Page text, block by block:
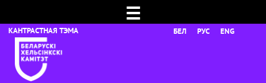
☰
БЕЛ РУС ENG